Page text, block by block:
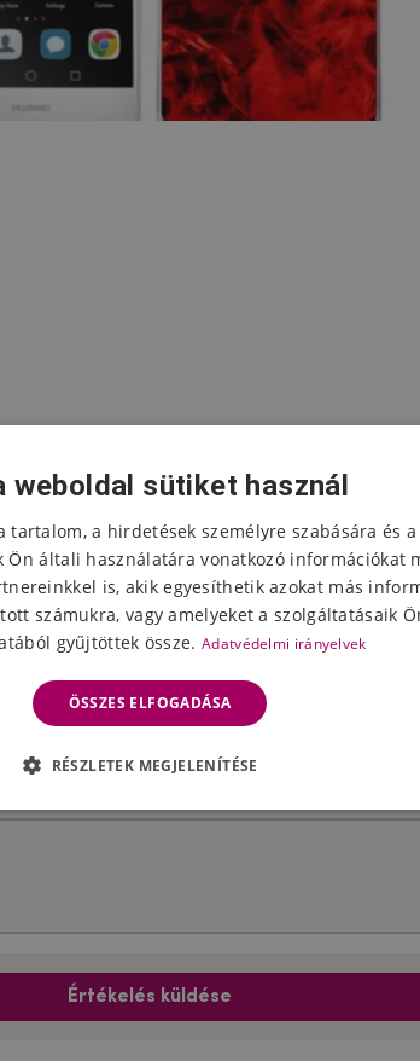
termék értékelése
Válassza ki a csillagok számát
Értékelés küldése
weboldal sütiket használ
tartalom, a hirdetések személyre szabására és
Ön általi használatára vonatkozó információkat
is, akik egyesíthetik azokat más
számukra, vagy amelyeket a szolgáltatásaik
gyűjtöttek össze. Adatvédelmi irányelvek
ÖSSZES ELFOGADÁSA
RÉSZLETEK MEGJELENÍTÉSE